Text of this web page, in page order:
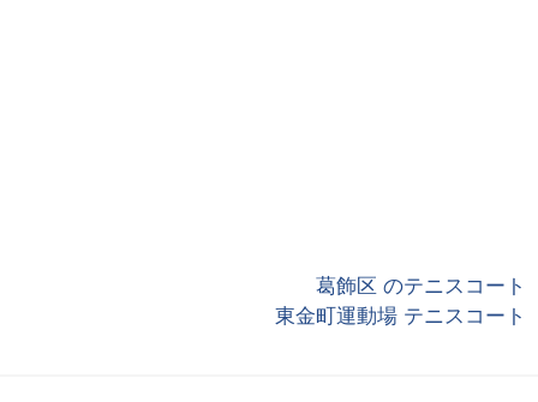
葛飾区 のテニスコート
東金町運動場 テニスコート